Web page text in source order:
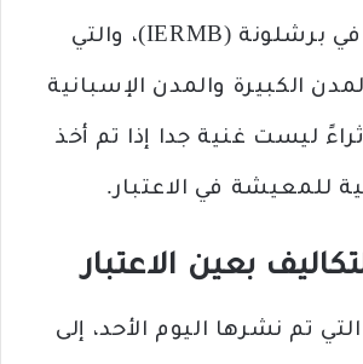
والمتروبوليتان في برشلونة (IERMB)، والتي
الكبيرة والمدن الإسبانية
ثراءً ليست غنية جدا إذا تم أخذ
للمعيشة في الاعتبار.
بعين الاعتبار
تم نشرها اليوم الأحد، إلى